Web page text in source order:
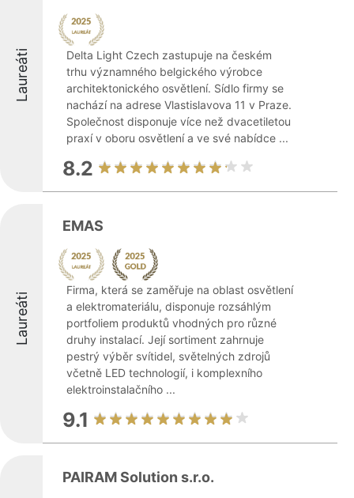
Laureáti
Delta Light Czech zastupuje na českém
trhu významného belgického výrobce
architektonického osvětlení. Sídlo firmy se
nachází na adrese Vlastislavova 11 v Praze.
Společnost disponuje více než dvacetiletou
praxí v oboru osvětlení a ve své nabídce ...
8.2
Laureáti
EMAS
Firma, která se zaměřuje na oblast osvětlení
a elektromateriálu, disponuje rozsáhlým
portfoliem produktů vhodných pro různé
druhy instalací. Její sortiment zahrnuje
pestrý výběr svítidel, světelných zdrojů
včetně LED technologií, i komplexního
elektroinstalačního ...
9.1
PAIRAM Solution s.r.o.